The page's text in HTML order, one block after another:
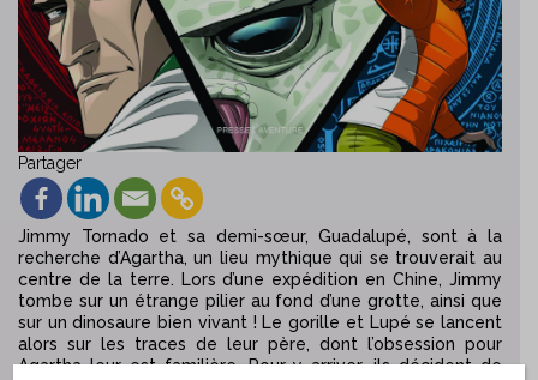
Partager
Jimmy Tornado et sa demi-sœur, Guadalupé, sont à la
recherche d’Agartha, un lieu mythique qui se trouverait au
centre de la terre. Lors d’une expédition en Chine, Jimmy
tombe sur un étrange pilier au fond d’une grotte, ainsi que
sur un dinosaure bien vivant ! Le gorille et Lupé se lancent
alors sur les traces de leur père, dont l’obsession pour
Agartha leur est familière. Pour y arriver, ils décident de